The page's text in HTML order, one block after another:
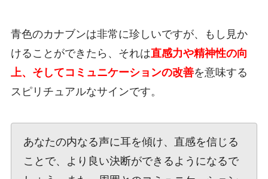
青色のカナブンは非常に珍しいですが、もし見か
けることができたら、それは直感力や精神性の向
上、そしてコミュニケーションの改善を意味する
スピリチュアルなサインです。
あなたの内なる声に耳を傾け、直感を信じる
ことで、より良い決断ができるようになるで